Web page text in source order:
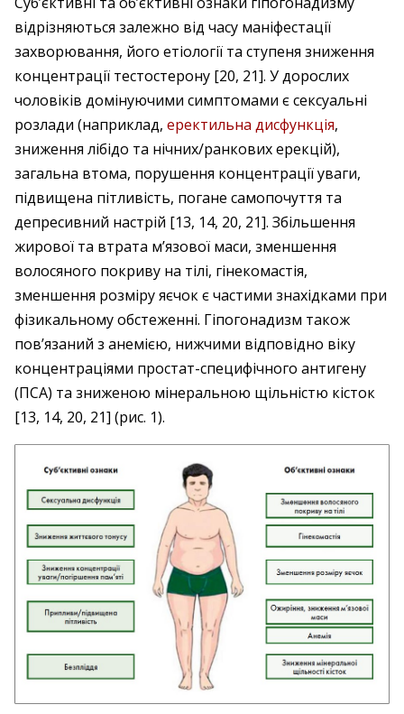
відрізняються залежно від часу маніфестації
захворювання, його етіології та ступеня зниження
концентрації тесто­стерону [20, 21]. У дорослих
чоловіків домінуючими симптомами є сексуальні
розлади (наприклад, еректильна дисфункція,
зниження лібідо та нічних/ранкових ерекцій),
загальна втома, порушення концентрації уваги,
підвищена пітливість, погане самопочуття та
депресивний настрій [13, 14, 20, 21]. Збільшення
жирової та втрата м’язової маси, зменшення
волосяного покриву на тілі, гінекомастія,
зменшення розміру яєчок є частими знахідками при
фізикальному обстеженні. Гіпогонадизм також
пов’язаний з анемією, нижчими відповідно віку
концентраціями простат-специфічного антигену
(ПСА) та зниженою мінеральною щільністю кісток
[13, 14, 20, 21] (рис. 1).